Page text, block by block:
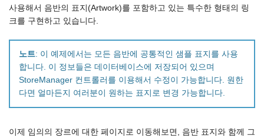
사용해서 음반의 표지(Artwork)를 포함하고 있는 특수한 형태의 링
크를 구현하고 있습니다.
노트: 이 예제에서는 모든 음반에 공통적인 샘플 표지를 사용
합니다. 이 정보들은 데이터베이스에 저장되어 있으며
StoreManager 컨트롤러를 이용해서 수정이 가능합니다. 원한
다면 얼마든지 여러분이 원하는 표지로 변경 가능합니다.
이제 임의의 장르에 대한 페이지로 이동해보면, 음반 표지와 함께 그